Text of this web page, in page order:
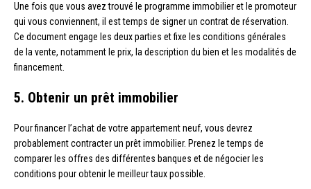
Une fois que vous avez trouvé le programme immobilier et le promoteur
qui vous conviennent, il est temps de signer un contrat de réservation.
Ce document engage les deux parties et fixe les conditions générales
de la vente, notamment le prix, la description du bien et les modalités de
financement.
5. Obtenir un prêt immobilier
Pour financer l’achat de votre appartement neuf, vous devrez
probablement contracter un prêt immobilier. Prenez le temps de
comparer les offres des différentes banques et de négocier les
conditions pour obtenir le meilleur taux possible.